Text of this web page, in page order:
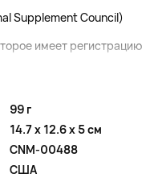
Supplement Council)
имеет регистрацию
99 г
14.7 x 12.6 x 5 см
CNM-00488
США